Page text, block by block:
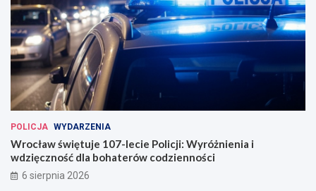
POLICJA WYDARZENIA
Wrocław świętuje 107-lecie Policji: Wyróżnienia i
wdzięczność dla bohaterów codzienności
6 sierpnia 2026